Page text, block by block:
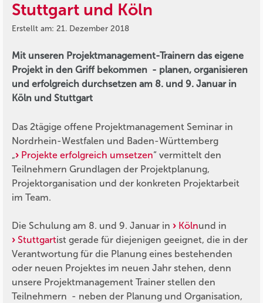
Stuttgart und Köln
Erstellt am: 21. Dezember 2018
Mit unseren Projektmanagement-Trainern das eigene
Projekt in den Griff bekommen - planen, organisieren
und erfolgreich durchsetzen am 8. und 9. Januar in
Köln und Stuttgart
Das 2tägige offene Projektmanagement Seminar in
Nordrhein-Westfalen und Baden-Württemberg
„
Projekte erfolgreich umsetzen“ vermittelt den
Teilnehmern Grundlagen der Projektplanung,
Projektorganisation und der konkreten Projektarbeit
im Team.
Die Schulung am 8. und 9. Januar in Kölnund in
Stuttgartist gerade für diejenigen geeignet, die in der
Verantwortung für die Planung eines bestehenden
oder neuen Projektes im neuen Jahr stehen, denn
unsere Projektmanagement Trainer stellen den
Teilnehmern - neben der Planung und Organisation,